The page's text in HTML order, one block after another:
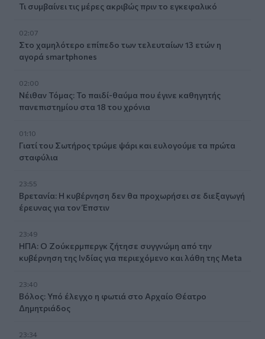
Τι συμβαίνει τις μέρες ακριβώς πριν το εγκεφαλικό
02:07
Στο χαμηλότερο επίπεδο των τελευταίων 13 ετών η
αγορά smartphones
02:00
Νέιθαν Τόμας: Το παιδί-θαύμα που έγινε καθηγητής
πανεπιστημίου στα 18 του χρόνια
01:10
Γιατί του Σωτήρος τρώμε ψάρι και ευλογούμε τα πρώτα
σταφύλια
23:55
Βρετανία: Η κυβέρνηση δεν θα προχωρήσει σε διεξαγωγή
έρευνας για τον Έπστιν
23:49
ΗΠΑ: Ο Ζούκερμπεργκ ζήτησε συγγνώμη από την
κυβέρνηση της Ινδίας για περιεχόμενο και λάθη της Meta
23:40
Βόλος: Υπό έλεγχο η φωτιά στο Αρχαίο Θέατρο
Δημητριάδος
23:34